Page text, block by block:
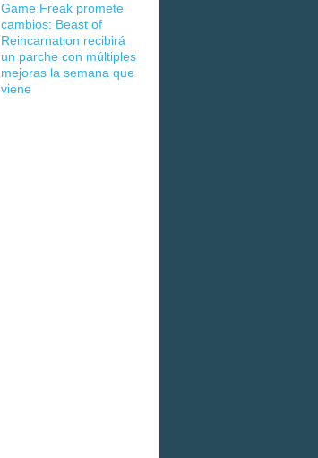
Game Freak promete
cambios: Beast of
Reincarnation recibirá
un parche con múltiples
mejoras la semana que
viene